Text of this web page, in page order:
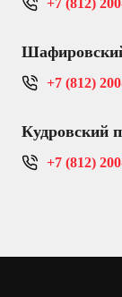
+7 (812)
+7 (812)
Кудровский
+7 (812)